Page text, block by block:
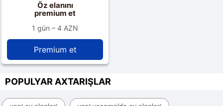
Öz elanını
premium et
1 gün – 4 AZN
Premium et
POPULYAR AXTARIŞLAR